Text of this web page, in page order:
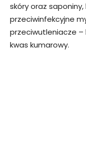
skóry oraz
przeciwinfekcyjne
przeciwutleniacze –
kwas kumarowy.